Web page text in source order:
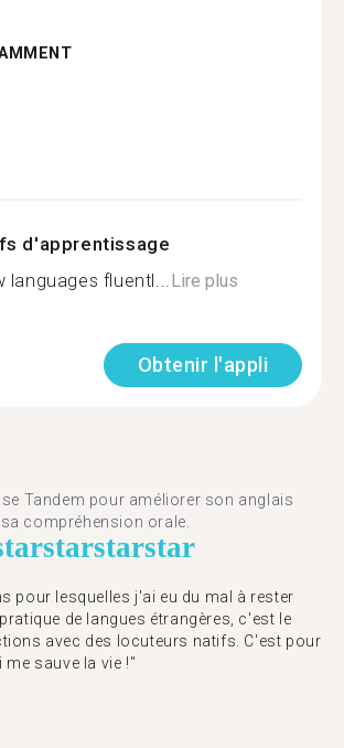
d'apprentissage
languages fluentl...Lire plus
Obtenir l'appli
Tandem pour améliorer son anglais
compréhension orale.
starstarstar
pour lesquelles j'ai eu du mal à rester
de langues étrangères, c'est le
avec des locuteurs natifs. C'est pour
me sauve la vie !"